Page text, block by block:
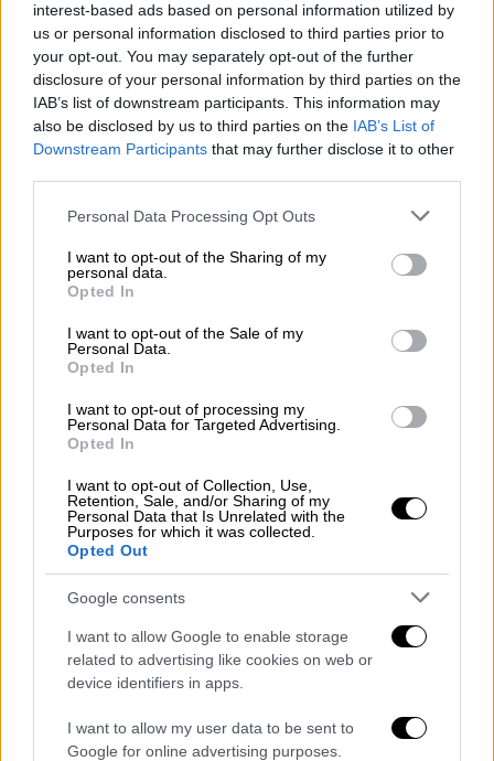
interest-based ads based on personal information utilized by
us or personal information disclosed to third parties prior to
your opt-out. You may separately opt-out of the further
disclosure of your personal information by third parties on the
IAB’s list of downstream participants. This information may
also be disclosed by us to third parties on the IAB’s List of
Downstream Participants that may further disclose it to other
Please note that this website/app uses one or more Google
not limited to your visit or usage behaviour. You may click to
grant or deny consent to Google and its third-party tags to
use your data for below specified purposes in below Google
consent section.
Personal Data Processing Opt Outs
I want to opt-out of the Sharing of my
personal data.
Opted In
I want to opt-out of the Sale of my
Personal Data.
Opted In
I want to opt-out of processing my
Personal Data for Targeted Advertising.
Opted In
I want to opt-out of Collection, Use,
Retention, Sale, and/or Sharing of my
Personal Data that Is Unrelated with the
Purposes for which it was collected.
Opted Out
Google consents
I want to allow Google to enable storage
related to advertising like cookies on web or
device identifiers in apps.
I want to allow my user data to be sent to
Google for online advertising purposes.
Η ιδιαίτερη σκηνική του παρουσία και το
χαρακτηριστικό του στιλ τον έφεραν στο
επίκεντρο των συζητήσεων γύρω από τον
φετινό διαγωνισμό. Με αφορμή το Πάσχα, η
εικόνα του τραγουδιστή απέκτησε μια πιο…
γλυκιά διάσταση. Συγκεκριμένα, η εμφάνισή
του στον εθνικό τελικό αποτυπώθηκε πάνω
, σε μια μοναδική εικόνα
που συνδυάζει τη μουσική με τη γιορτινή
διάθεση.
View this post on Instagram